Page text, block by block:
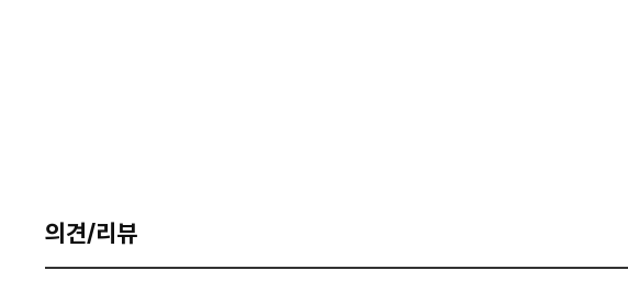
의견/리뷰